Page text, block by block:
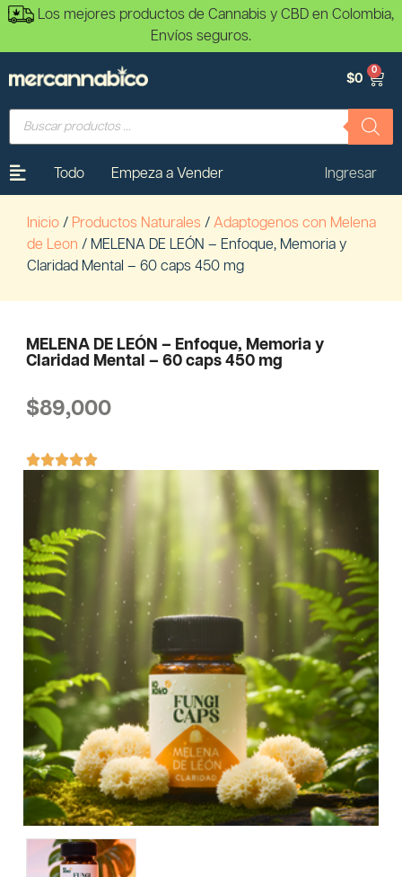
Los mejores productos de Cannabis y CBD en Colombia,
Envíos seguros.
$0
0
Todo Empeza a Vender Ingresar
Inicio / Productos Naturales / Adaptogenos con Melena
de Leon / MELENA DE LEÓN – Enfoque, Memoria y
Claridad Mental – 60 caps 450 mg
MELENA DE LEÓN – Enfoque, Memoria y
Claridad Mental – 60 caps 450 mg
$89,000
